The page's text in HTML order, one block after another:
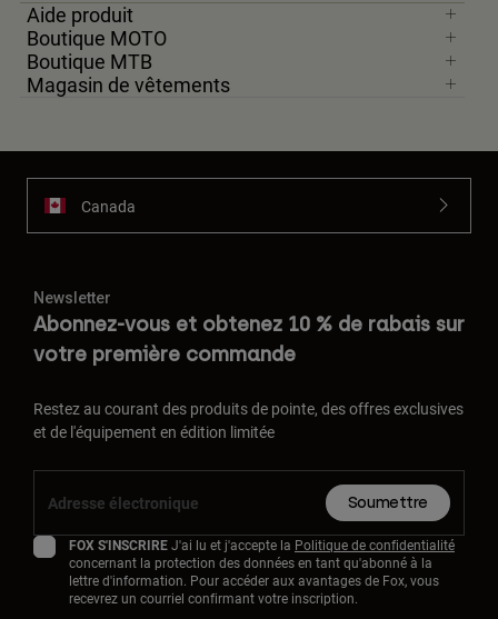
Aide produit
Boutique MOTO
Boutique MTB
Magasin de vêtements
Canada
Newsletter
Abonnez-vous et obtenez 10 % de rabais sur
votre première commande
Restez au courant des produits de pointe, des offres exclusives
et de l'équipement en édition limitée
Soumettre
FOX S'INSCRIREJ'ai lu et j'accepte la Politique de confidentialité
concernant la protection des données en tant qu'abonné à la
lettre d'information. Pour accéder aux avantages de Fox, vous
recevrez un courriel confirmant votre inscription.